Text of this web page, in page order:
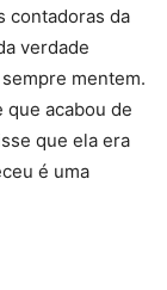
contadoras da
verdade
mentem.
que acabou de
que ela era
é uma